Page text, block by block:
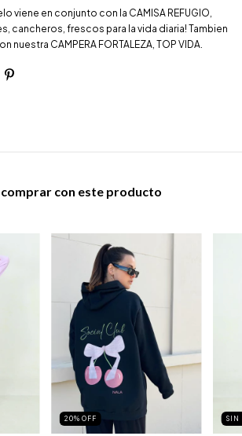
viene en conjunto con la CAMISA REFUGIO,
cancheros, frescos para la vida diaria! Tambien
nuestra CAMPERA FORTALEZA, TOP VIDA.
comprar con este producto
20% OFF SIN